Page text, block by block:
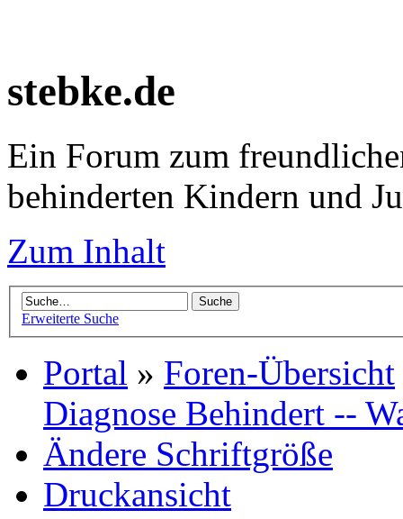
stebke.de
Ein Forum zum
behinderten Kindern und
Zum Inhalt
Erweiterte Suche
Portal » Foren-Übersicht
Diagnose Behindert --
Ändere Schriftgröße
Druckansicht